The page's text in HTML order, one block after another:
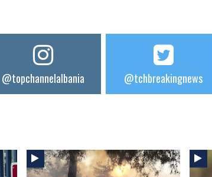
@topchannelalbania @tchbreakingnews